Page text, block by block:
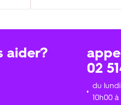
aider?
02
du
10h00 à